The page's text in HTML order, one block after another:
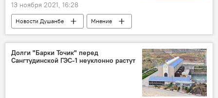
13 ноября 2021, 16:28
Новости Душанбе
Мнение
Таджикистан
Культура
Садриддин Айни
Долги "Барки Точик" перед
Сангтудинской ГЭС-1 неуклонно растут